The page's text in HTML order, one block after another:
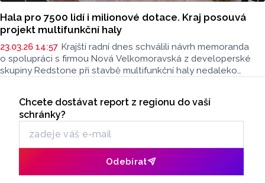
Hala pro 7500 lidí i milionové dotace. Kraj posouvá
projekt multifunkční haly
23.03.26 14:57 Krajští radní dnes schválili návrh memoranda
o spolupráci s firmou Nová Velkomoravská z developerské
skupiny Redstone při stavbě multifunkční haly nedaleko
hejtman Ladislav Okleštěk (ANO).
Odběr newsletteru
Chcete dostávat report z regionu do vaší
schránky?
Odebírat